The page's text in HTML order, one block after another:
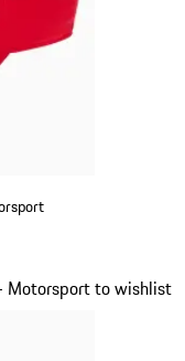
Motorsport to wishlist